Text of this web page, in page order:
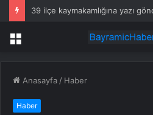
Menü
Anasayfa / Haber
Haber